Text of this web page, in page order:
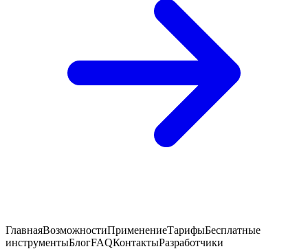
ГлавнаяВозможностиПрименениеТарифыБесплатные
инструментыБлогFAQКонтактыРазработчики